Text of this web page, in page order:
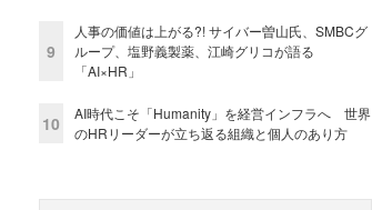
9
人事の価値は上がる?! サイバー曽山氏、SMBCグ
ループ、塩野義製薬、江崎グリコが語る
「AI×HR」
10
AI時代こそ「Humanity」を経営インフラへ 世界
のHRリーダーが立ち返る組織と個人のあり方